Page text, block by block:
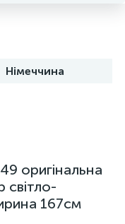
Німеччина
оригінальна
світло-
167см